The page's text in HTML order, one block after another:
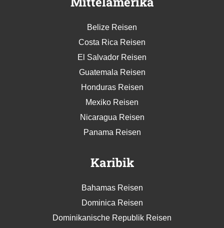
Belize Reisen
Costa Rica Reisen
El Salvador Reisen
Guatemala Reisen
Honduras Reisen
Mexiko Reisen
Nicaragua Reisen
Panama Reisen
Karibik
Bahamas Reisen
Dominica Reisen
Dominikanische Republik Reisen